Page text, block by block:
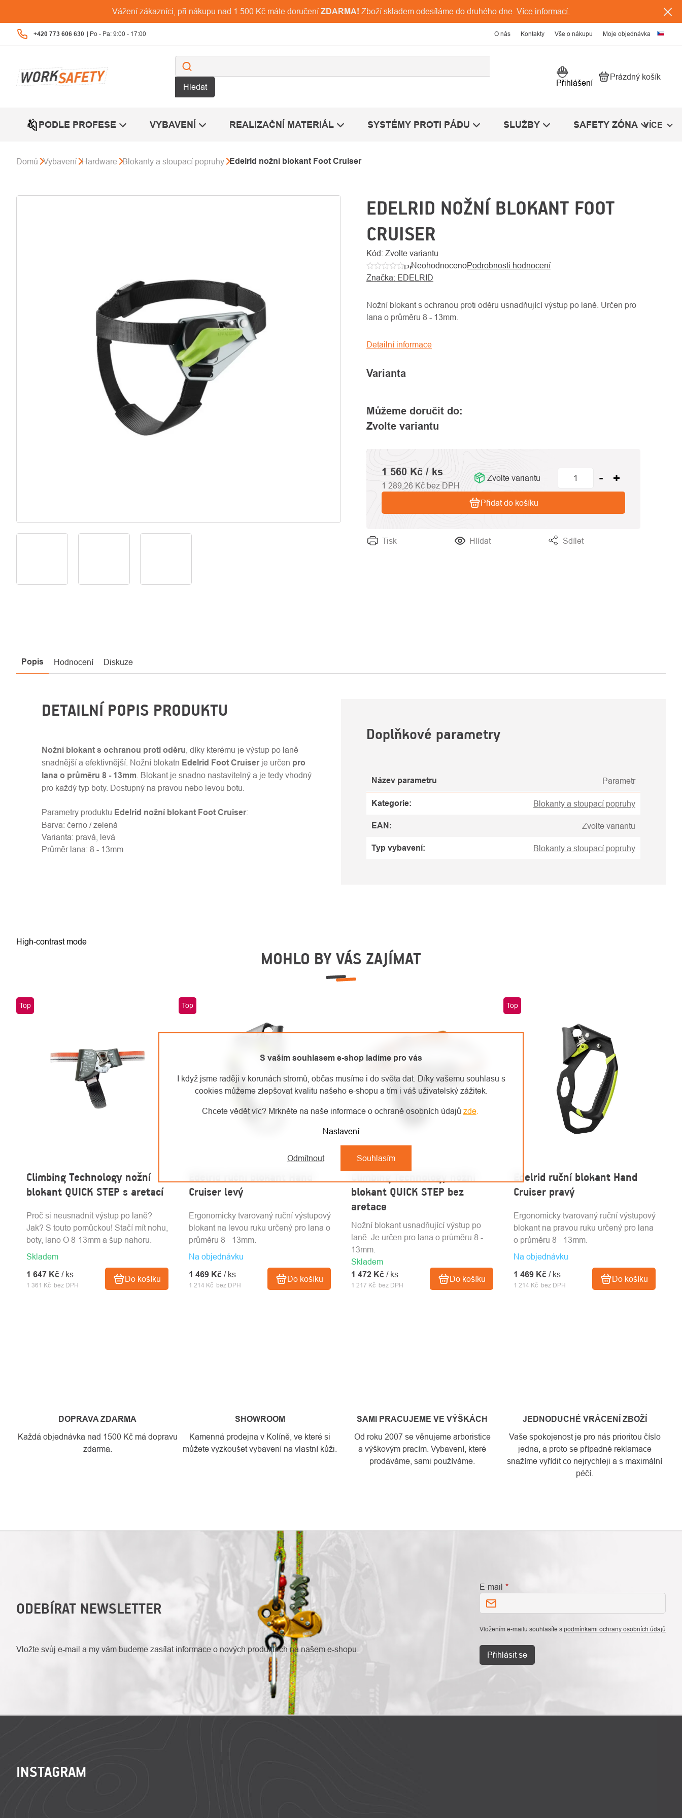
S vaším souhlasem e-shop ladíme pro vás
I když jsme raději v korunách stromů, občas musíme i do světa dat. Díky vašemu souhlasu s
cookies můžeme zlepšovat kvalitu našeho e-shopu a tím i váš uživatelský zážitek.
Chcete vědět víc? Mrkněte na naše informace o ochraně osobních údajů zde.
Nastavení
Odmítnout Souhlasím
obsah
Vážení zákazníci, při nákupu nad 1.500 Kč máte doručení ZDARMA! Zboží skladem odesíláme do druhého dne. Více informací.
+420 773 606 630 O nás Kontakty Vše o nákupu Moje objednávka
Hledat Přihlášení Nákupní košík
Prázdný košík
PODLE PROFESE VYBAVENÍ REALIZAČNÍ MATERIÁL SYSTÉMY PROTI PÁDU SLUŽBY SAFETY ZÓNA VÍCE
Domů Vybavení Hardware Blokanty a stoupací popruhy Edelrid nožní blokant Foot Cruiser
EDELRID NOŽNÍ BLOKANT FOOT
CRUISER
Kód: Zvolte variantu
Průměrné
hodnocení
je
0,0
5
NeohodnocenoPodrobnosti hodnocení
Značka: EDELRID
Varianta
Můžeme doručit do:
Zvolte variantu
Nožní blokant s ochranou proti oděru usnadňující výstup po laně. Určen pro
lana o průměru 8 - 13mm.
Detailní informace
Tisk Hlídat Sdílet
1 560 Kč / ks
1 289,26 Kč bez DPH
Zvolte variantu
Přidat do košíku
Popis Hodnocení Diskuze
DETAILNÍ POPIS PRODUKTU
Nožní blokant s ochranou proti oděru , díky kterému je výstup po laně
snadnější a efektivnější. Nožní blokatn Edelrid Foot Cruiserje určen pro
lana o průměru 8 - 13mm . Blokant je snadno nastavitelný a je tedy vhodný
pro každý typ boty. Dostupný na pravou nebo levou botu.
Parametry produktu Edelrid nožní blokant Foot Cruiser:
Barva: černo / zelená
Varianta: pravá, levá
Průměr lana: 8 - 13mm
Doplňkové parametry
Název parametru Parametr
Kategorie: Blokanty a stoupací popruhy
EAN: Zvolte variantu
Typ vybavení: Blokanty a stoupací popruhy
High-contrast mode
MOHLO BY VÁS ZAJÍMAT
Top
Climbing Technology nožní
blokant QUICK STEP s aretací
Skladem
1 361 Kč bez DPH
1 647 Kč / ks Do košíku
Proč si neusnadnit výstup po laně?
Jak? S touto pomůckou! Stačí mít nohu,
boty, lano O 8-13mm a šup nahoru.
Top
Cruiser levý
Na objednávku
1 214 Kč bez DPH
1 469 Kč / ks Do košíku
Ergonomicky tvarovaný ruční výstupový
blokant na levou ruku určený pro lana o
průměru 8 - 13mm.
blokant QUICK STEP bez
aretace
Skladem
1 217 Kč bez DPH
1 472 Kč / ks Do košíku
Nožní blokant usnadňující výstup po
laně. Je určen pro lana o průměru 8 -
13mm.
Top
Edelrid ruční blokant Hand
Cruiser pravý
Na objednávku
1 214 Kč bez DPH
1 469 Kč / ks Do košíku
Ergonomicky tvarovaný ruční výstupový
blokant na pravou ruku určený pro lana
o průměru 8 - 13mm.
DOPRAVA ZDARMA
Každá objednávka nad 1500 Kč má dopravu
zdarma.
SHOWROOM
Kamenná prodejna v Kolíně, ve které si
můžete vyzkoušet vybavení na vlastní kůži.
SAMI PRACUJEME VE VÝŠKÁCH
Od roku 2007 se věnujeme arboristice
a výškovým pracím. Vybavení, které
prodáváme, sami používáme.
JEDNODUCHÉ VRÁCENÍ ZBOŽÍ
Vaše spokojenost je pro nás prioritou číslo
jedna, a proto se případné reklamace
snažíme vyřídit co nejrychleji a s maximální
péčí.
ODEBÍRAT NEWSLETTER
Vložte svůj e-mail a my vám budeme zasílat informace o nových produktech na našem e-shopu.
E-mail
Vložením e-mailu souhlasíte s podmínkami ochrany osobních údajů
Přihlásit se
INSTAGRAM